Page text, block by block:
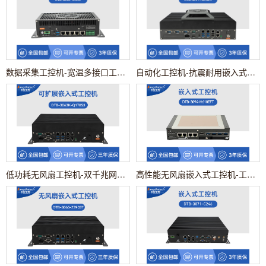
数据采集工控机-宽温多接口工业设备|DTB-3096-1235U 自动化工控机-抗震耐用嵌入式主机设备|DTB-3091-H610L5
低功耗无风扇工控机-双千兆网口主机电脑|DTB-3063K-Q170S3 高性能无风扇嵌入式工控机-工业机器人控制主机|DTB-3094-H610EFT